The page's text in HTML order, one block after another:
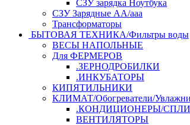
СЗУ зарядка Ноутбука
СЗУ Зарядные АА/ааа
Трансформаторы
БЫТОВАЯ ТЕХНИКА/Фильтры воды
ВЕСЫ НАПОЛЬНЫЕ
Для ФЕРМЕРОВ
.ЗЕРНОДРОБИЛКИ
.ИНКУБАТОРЫ
КИПЯТИЛЬНИКИ
КЛИМАТ/Обогреватели/
.КОНДИЦИОНЕРЫ/
ВЕНТИЛЯТОРЫ